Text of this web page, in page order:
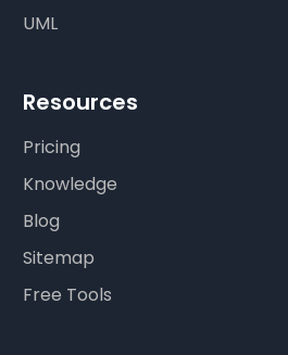
UML
Resources
Pricing
Knowledge
Blog
Sitemap
Free Tools